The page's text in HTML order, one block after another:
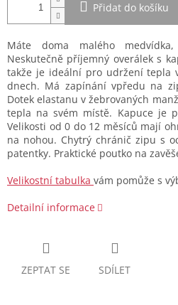
Přidat do košíku
Máte doma malého
Neskutečně příjemný overálek s
takže je ideální pro udržení tepla
dnech. Má zapínání vpředu na
Dotek elastanu v žebrovaných
tepla na svém místě. Kapuce je
Velikosti od 0 do 12 měsíců mají
na nohou. Chytrý chránič zipu s
patentky. Praktické poutko na
Velikostní tabulka vám pomůže s
Detailní informace
ZEPTAT SE SDÍLET